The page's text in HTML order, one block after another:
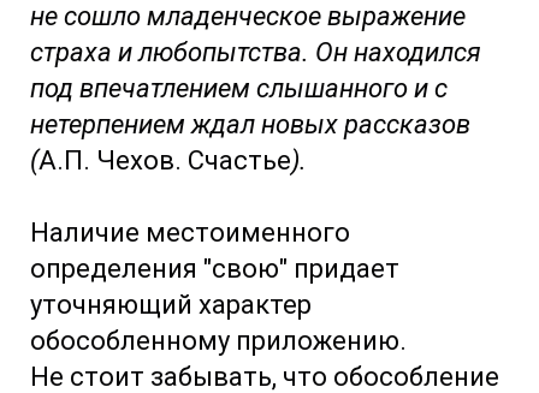
не сошло младенческое выражение
страха и любопытства. Он находился
под впечатлением слышанного и с
нетерпением ждал новых рассказов
(А.П. Чехов. Счастье).
Наличие местоименного
определения "свою" придает
уточняющий характер
обособленному приложению.
Не стоит забывать, что обособление